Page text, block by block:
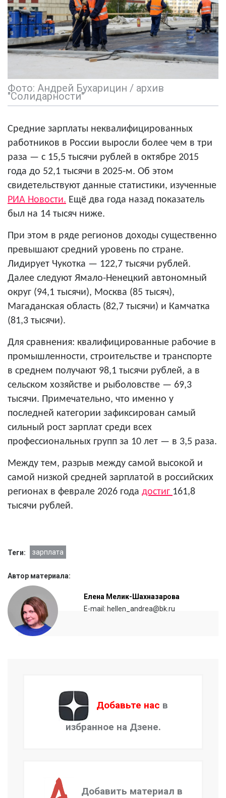
Фото: Андрей Бухарицин / архив
"Солидарности"
Средние зарплаты неквалифицированных
работников в России выросли более чем в три
раза — с 15,5 тысячи рублей в октябре 2015
года до 52,1 тысячи в 2025-м. Об этом
свидетельствуют данные статистики, изученные
РИА Новости. Ещё два года назад показатель
был на 14 тысяч ниже.
При этом в ряде регионов доходы существенно
превышают средний уровень по стране.
Лидирует Чукотка — 122,7 тысячи рублей.
Далее следуют Ямало-Ненецкий автономный
округ (94,1 тысячи), Москва (85 тысяч),
Магаданская область (82,7 тысячи) и Камчатка
(81,3 тысячи).
Для сравнения: квалифицированные рабочие в
промышленности, строительстве и транспорте
в среднем получают 98,1 тысячи рублей, а в
сельском хозяйстве и рыболовстве — 69,3
тысячи. Примечательно, что именно у
последней категории зафиксирован самый
сильный рост зарплат среди всех
профессиональных групп за 10 лет — в 3,5 раза.
Между тем, разрыв между самой высокой и
самой низкой средней зарплатой в российских
регионах в феврале 2026 года достиг 161,8
тысячи рублей.
Теги: зарплата
Автор материала:
Елена Мелик-Шахназарова
E-mail: hellen_andrea@bk.ru
Добавьте нас в
избранное на Дзене.
Добавить материал в